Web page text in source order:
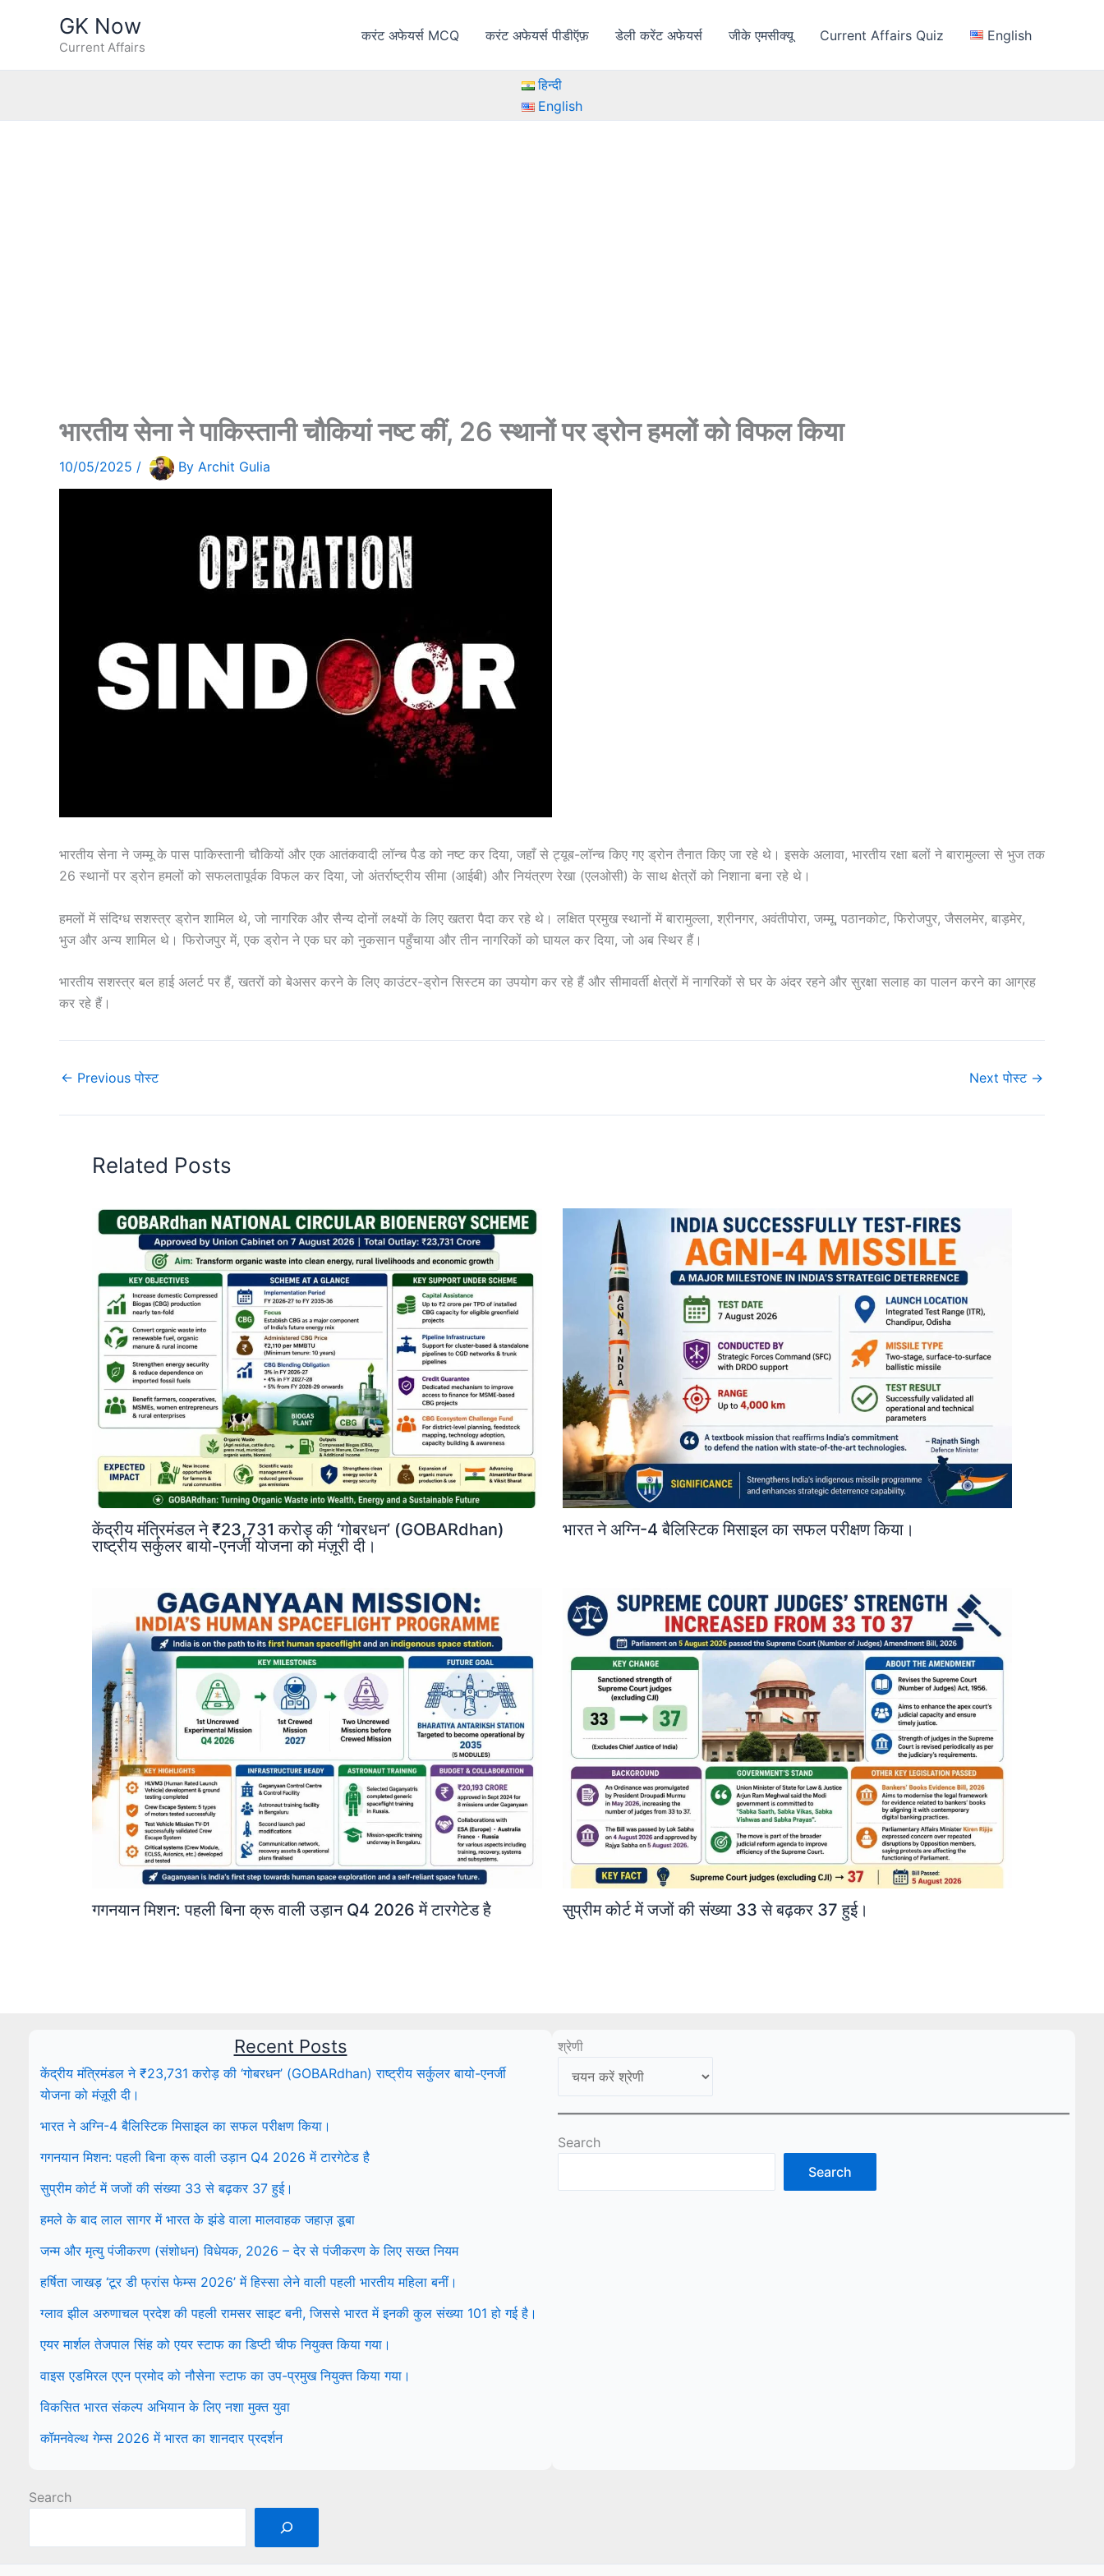
GK Now
Current Affairs
करंट अफेयर्स MCQ करंट अफेयर्स पीडीऍफ़ डेली करेंट अफेयर्स जीके एमसीक्यू Current Affairs Quiz English
हिन्दी
English
भारतीय सेना ने पाकिस्तानी चौकियां नष्ट कीं, 26 स्थानों पर ड्रोन हमलों को विफल किया
10/05/2025 / By Archit Gulia
भारतीय सेना ने जम्मू के पास पाकिस्तानी चौकियों और एक आतंकवादी लॉन्च पैड को नष्ट कर दिया, जहाँ से ट्यूब-लॉन्च किए गए ड्रोन तैनात किए जा रहे थे। इसके अलावा, भारतीय रक्षा बलों ने बारामुल्ला से भुज तक
26 स्थानों पर ड्रोन हमलों को सफलतापूर्वक विफल कर दिया, जो अंतर्राष्ट्रीय सीमा (आईबी) और नियंत्रण रेखा (एलओसी) के साथ क्षेत्रों को निशाना बना रहे थे।
हमलों में संदिग्ध सशस्त्र ड्रोन शामिल थे, जो नागरिक और सैन्य दोनों लक्ष्यों के लिए खतरा पैदा कर रहे थे। लक्षित प्रमुख स्थानों में बारामुल्ला, श्रीनगर, अवंतीपोरा, जम्मू, पठानकोट, फिरोजपुर, जैसलमेर, बाड़मेर,
भुज और अन्य शामिल थे। फिरोजपुर में, एक ड्रोन ने एक घर को नुकसान पहुँचाया और तीन नागरिकों को घायल कर दिया, जो अब स्थिर हैं।
भारतीय सशस्त्र बल हाई अलर्ट पर हैं, खतरों को बेअसर करने के लिए काउंटर-ड्रोन सिस्टम का उपयोग कर रहे हैं और सीमावर्ती क्षेत्रों में नागरिकों से घर के अंदर रहने और सुरक्षा सलाह का पालन करने का आग्रह
कर रहे हैं।
← Previous पोस्ट Next पोस्ट →
Related Posts
केंद्रीय मंत्रिमंडल ने ₹23,731 करोड़ की ‘गोबरधन’ (GOBARdhan)
राष्ट्रीय सर्कुलर बायो-एनर्जी योजना को मंज़ूरी दी।
भारत ने अग्नि-4 बैलिस्टिक मिसाइल का सफल परीक्षण किया।
गगनयान मिशन: पहली बिना क्रू वाली उड़ान Q4 2026 में टारगेटेड है सुप्रीम कोर्ट में जजों की संख्या 33 से बढ़कर 37 हुई।
Recent Posts
केंद्रीय मंत्रिमंडल ने ₹23,731 करोड़ की ‘गोबरधन’ (GOBARdhan) राष्ट्रीय सर्कुलर बायो-एनर्जी
योजना को मंज़ूरी दी।
भारत ने अग्नि-4 बैलिस्टिक मिसाइल का सफल परीक्षण किया।
गगनयान मिशन: पहली बिना क्रू वाली उड़ान Q4 2026 में टारगेटेड है
सुप्रीम कोर्ट में जजों की संख्या 33 से बढ़कर 37 हुई।
हमले के बाद लाल सागर में भारत के झंडे वाला मालवाहक जहाज़ डूबा
जन्म और मृत्यु पंजीकरण (संशोधन) विधेयक, 2026 – देर से पंजीकरण के लिए सख्त नियम
हर्षिता जाखड़ ‘टूर डी फ्रांस फेम्स 2026’ में हिस्सा लेने वाली पहली भारतीय महिला बनीं।
ग्लाव झील अरुणाचल प्रदेश की पहली रामसर साइट बनी, जिससे भारत में इनकी कुल संख्या 101 हो गई है।
एयर मार्शल तेजपाल सिंह को एयर स्टाफ का डिप्टी चीफ नियुक्त किया गया।
वाइस एडमिरल एएन प्रमोद को नौसेना स्टाफ का उप-प्रमुख नियुक्त किया गया।
विकसित भारत संकल्प अभियान के लिए नशा मुक्त युवा
कॉमनवेल्थ गेम्स 2026 में भारत का शानदार प्रदर्शन
श्रेणी
Search
Search
Search